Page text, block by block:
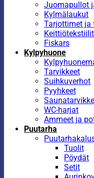
Juomapullot
Kylmälaukut
Tarjottimet ja
Keittiötekstiilit
Fiskars
Kylpyhuone
Tarvikkeet
Suihkuverhot
Pyyhkeet
WC-harjat
Ammeet ja
Puutarha
Tuolit
Pöydät
Setit